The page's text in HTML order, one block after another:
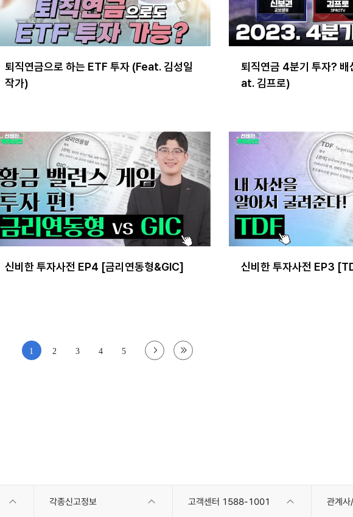
퇴직연금으로 하는 ETF 투자 (Feat. 김성일
작가)
퇴직연금 4분기 투자?
at. 김프로)
신비한 투자사전 EP4 [금리연동형&GIC] 신비한 투자사전 EP3
1 2 3 4 5
각종신고정보 고객센터 1588-1001 관계